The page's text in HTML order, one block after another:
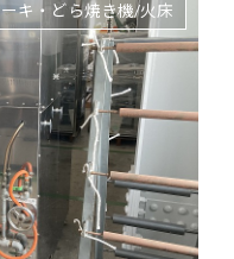
キ・どら焼き機/火床